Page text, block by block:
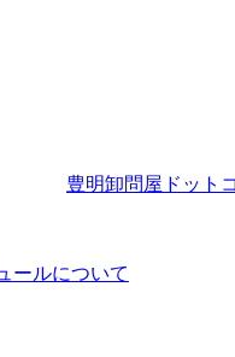
豊明卸問屋ドット
ールについて